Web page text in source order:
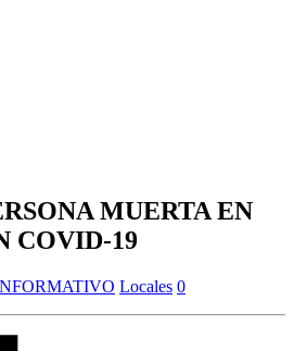
MUERTA EN
COVID-19
Locales 0